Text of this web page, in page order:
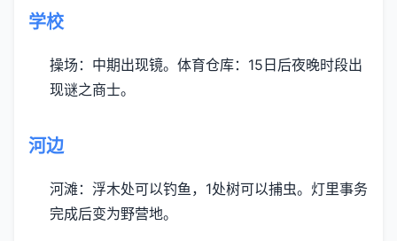
学校
操场：中期出现镜。 体育仓库：15日后夜晚时段出
现谜之商士。
河边
河滩：浮木处可以钓鱼，1处树可以捕虫。灯里事务
完成后变为野营地。